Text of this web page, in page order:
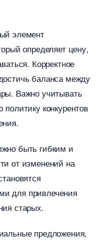
элемент
определяет цену,
Корректное
баланса между
Важно учитывать
политику конкуренто
быть гибким и
от изменений на
для привлечения
старых.
предложения,